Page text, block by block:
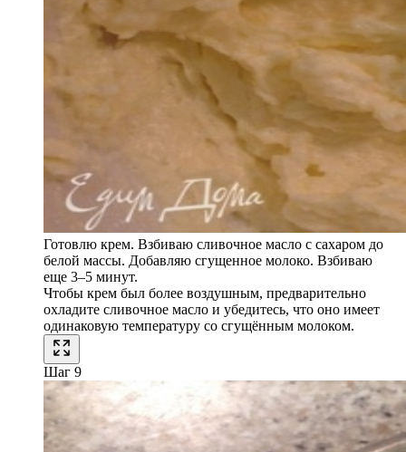
Готовлю крем. Взбиваю сливочное масло с сахаром до
белой массы. Добавляю сгущенное молоко. Взбиваю
еще 3–5 минут.
Чтобы крем был более воздушным, предварительно
охладите сливочное масло и убедитесь, что оно имеет
одинаковую температуру со сгущённым молоком.
Шаг 9